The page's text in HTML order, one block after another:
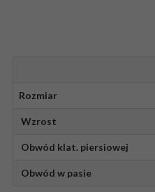
Rozmiar
Wzrost
Obwód klat. piersiowej
Obwód w pasie